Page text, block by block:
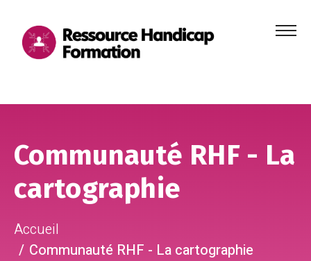
Menu
Communauté RHF - La
cartographie
Accueil
Communauté RHF - La cartographie